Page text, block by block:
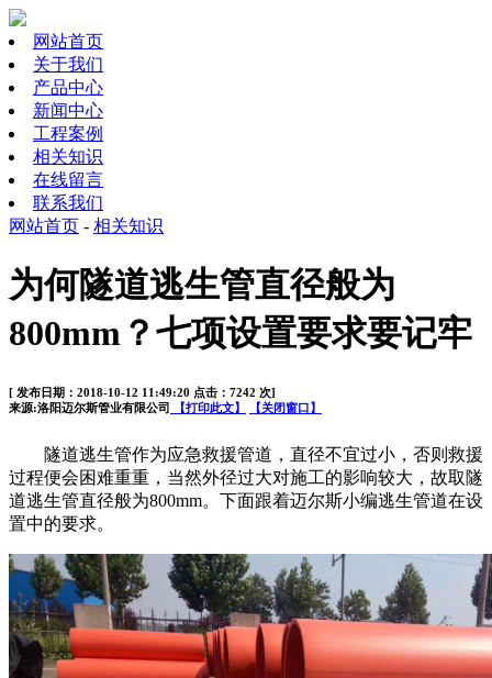
网站首页
关于我们
产品中心
新闻中心
工程案例
相关知识
在线留言
联系我们
网站首页 - 相关知识
为何隧道逃生管直径般为
800mm？七项设置要求要记牢
[ 发布日期：2018-10-12 11:49:20 点击：7242 次]
来源:洛阳迈尔斯管业有限公司
【打印此文】 【关闭窗口】
隧道逃生管作为应急救援管道，直径不宜过小，否则救援
过程便会困难重重，当然外径过大对施工的影响较大，故取隧
道逃生管直径般为800mm。下面跟着迈尔斯小编逃生管道在设
置中的要求。